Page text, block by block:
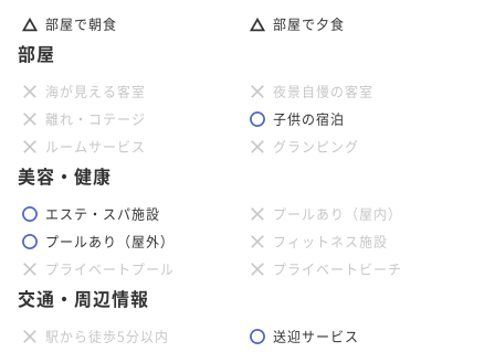
部屋で朝食 部屋で夕食
部屋
海が見える客室
夜景自慢の客室
離れ・コテージ
子供の宿泊
ルームサービス
グランピング
美容・健康
エステ・スパ施設
プールあり（屋内）
プールあり（屋外）
フィットネス施設
プライベートプール
プライベートビーチ
交通・周辺情報
駅から徒歩5分以内
送迎サービス